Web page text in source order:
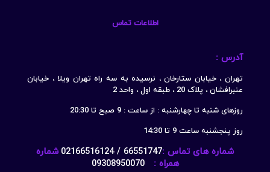
اطلاعات تماس
آدرس :
تهران ، خیابان ستارخان ، نرسیده به سه راه تهران ویلا ، خیابان
عنبرافشان ، پلاک 20 ، طبقه اول ، واحد 2
روزهای شنبه تا چهارشنبه : از ساعت : 9 صبح تا 20:30
روز پنجشنبه ساعت 9 تا 14:30
شماره های تماس :66551747 / 02166516124
شماره
همراه :
09308950070